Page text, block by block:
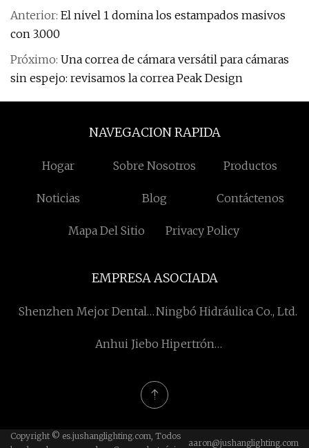
Anterior: El nivel 1 domina los estampados masivos
con 3.000
Próximo: Una correa de cámara versátil para cámaras
sin espejo: revisamos la correa Peak Design
NAVEGACION RAPIDA
Hogar Sobre Nosotros Productos
Noticias Blog Contáctenos
Mapa Del Sitio Privacy Policy
EMPRESA ASOCIADA
Shenzhen Mejor Dental
Ningbó Hidráulica Co., Ltd.
Anhui Jiebo Hipertrón
Limitado.
Copyright © es.jushanglighting.com, Todos
aaron@jushanglighting.com